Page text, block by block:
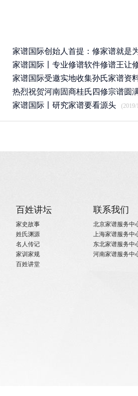
家谱国际创始人首提：修家谱就是
(2020/12/22)
家谱国际丨专业修谱软件修谱王让
(2019/7/17)
家谱国际受邀实地收集孙氏家谱资
热烈祝贺河南固商桂氏四修宗谱圆
家谱国际丨研究家谱要看源头 (2019/
百姓讲坛
家史故事
姓氏渊源
名人传记
家训家规
百姓讲堂
联系我们
北京家谱服务中
上海家谱服务中
东北家谱服务中
河南家谱服务中